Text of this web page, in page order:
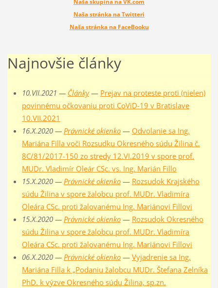
Naša skupina na VK.com
Naša stránka na Twitteri
Naša stránka na FaceBooku
Najnovšie články
10.VII.2021 — Články— Prejav na proteste proti (nielen)
povinnému očkovaniu proti CoViD-19 v Bratislave
10.VII.2021
16.X.2020 — Právnické okienko— Odvolanie sa Ing.
Mariána Filla voči Rozsudku Okresného súdu Žilina č.
8C/81/2017-150 zo stredy 12.VI.2019 v spore prof.
MUDr. Vladimír Oleár CSc. vs. Ing. Marián Fillo
15.X.2020 — Právnické okienko— Rozsudok Krajského
súdu Žilina v spore žalobcu prof. MUDr. Vladimíra
Oleára CSc. proti žalovanému Ing. Mariánovi Fillovi
15.X.2020 — Právnické okienko— Rozsudok Okresného
súdu Žilina v spore žalobcu prof. MUDr. Vladimíra
Oleára CSc. proti žalovanému Ing. Mariánovi Fillovi
06.X.2020 — Právnické okienko— Vyjadrenie sa Ing.
Mariána Filla k „Podaniu žalobcu MUDr. Štefana Zelníka
PhD. k výzve Okresného súdu Žilina, sp.zn.